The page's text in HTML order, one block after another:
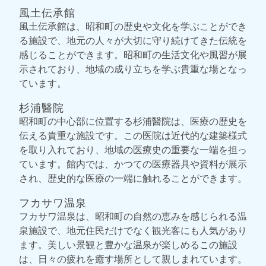
風土伝承館
風土伝承館は、昭和町の歴史や文化を学ぶことができ
る施設で、地元の人々が大切に守り続けてきた伝統を
感じることができます。昭和町の生活文化や風習が展
示されており、地域の成り立ちを学ぶ貴重な場となっ
ています。
杉浦醫院
昭和町の中心部に位置する杉浦醫院は、医療の歴史を
伝える貴重な施設です。この医院は近代的な建築様式
を取り入れており、地域の医療史の重要な一端を担っ
ています。館内では、かつての医療器具や資料が展示
され、歴史的な医療の一端に触れることができます。
フカサワ温泉
フカサワ温泉は、昭和町の自然の恵みを感じられる温
泉施設で、地元住民だけでなく観光客にも人気があり
ます。美しい景観と豊かな温泉が楽しめるこの施設
は、日々の疲れを癒す場所として親しまれています。